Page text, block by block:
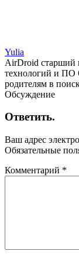
Yulia
AirDroid старший
технологий и ПО
родителям в
Обсуждение
Ответить.
Ваш адрес
Обязательные
Комментарий *